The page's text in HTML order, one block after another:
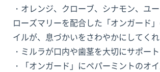
・オレンジ、クローブ、シナモン、ユー
ローズマリーを配合した「オンガード
イルが、息づかいをさわやかにしてくれ
・ミルラが口内や歯茎を大切にサポート
・「オンガード」にペパーミントのオ